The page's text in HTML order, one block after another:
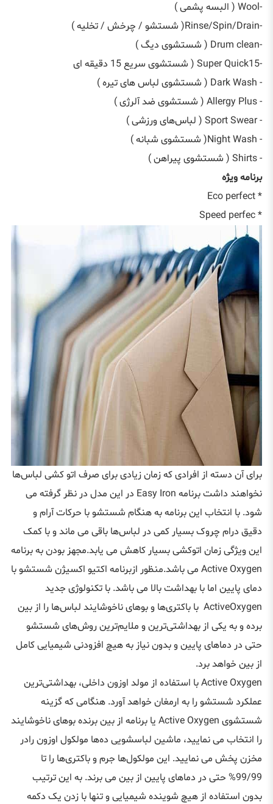
-Wool ( البسه پشمی )
-Rinse/Spin/Drain( شستشو / چرخش / تخلیه )
-Drum clean ( شستشوی دیگ )
-Super Quick15 ( شستشوی سریع 15 دقیقه ای
- Dark Wash ( شستشوی لباس های تیره )
- Allergy Plus ( شستشوی ضد آلرژی )
- Sport Swear ( لباس‌های ورزشی )
- Night Wash( شستشوی شبانه )
- Shirts ( شستشوی پیراهن )
برنامه ویژه
* Eco perfect
* Speed perfec
برای آن دسته از افرادی که زمان زیادی برای صرف اتو کشی لباس‌ها
نخواهند داشت برنامه Easy Iron در این مدل در نظر گرفته می
شود. با انتخاب این برنامه به هنگام شستشو با حرکات آرام و
دقیق درام چروک بسیار کمی در لباس‌ها باقی می ماند و با کمک
این ویژگی زمان اتوکشی بسیار کاهش می یابد.مجهز بودن به برنامه
Active Oxygen می باشد.منظور ازبرنامه اکتیو اکسیژن شستشو با
دمای پایین اما با بهداشت بالا می باشد. با تکنولوژی جدید
ActiveOxygen با باکتری‌ها و بوهای ناخوشایند لباس‌ها را از بین
برده و به یکی از بهداشتی‌ترین و ملایم‌ترین روش‌های شستشو
حتی در دماهای پایین و بدون نیاز به هیچ افزودنی شیمیایی کامل
از بین خواهد برد.
Active Oxygen با استفاده از مولد اوزون داخلی، بهداشتی‌ترین
عملکرد شستشو را به ارمغان خواهد آورد. هنگامی که گزینه
شستشوی Active Oxygen یا برنامه از بین برنده بوهای ناخوشایند
را انتخاب می نمایید، ماشین لباسشویی ده‌ها مولکول اوزون رادر
مخزن پخش می نمایید. این مولکول‌ها جرم و باکتری‌ها را تا
99/99% حتی در دماهای پایین از بین می برند. به این ترتیب
بدون استفاده از هیچ شوینده شیمیایی و تنها با زدن یک دکمه